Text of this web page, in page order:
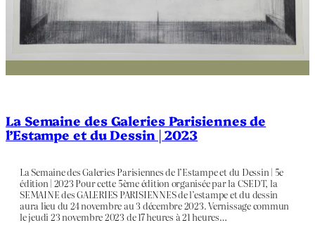
La Semaine des Galeries Parisiennes de
l’Estampe et du Dessin | 2023
La Semaine des Galeries Parisiennes de l’Estampe et du Dessin | 5e
édition | 2023 Pour cette 5ème édition organisée par la CSEDT, la
SEMAINE des GALERIES PARISIENNES de l’estampe et du dessin
aura lieu du 24 novembre au 3 décembre 2023. Vernissage commun
le jeudi 23 novembre 2023 de 17 heures à 21 heures…